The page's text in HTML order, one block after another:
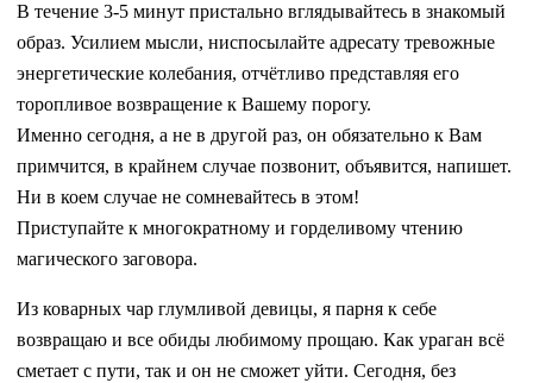
В течение 3-5 минут пристально вглядывайтесь в знакомый
образ. Усилием мысли, ниспосылайте адресату тревожные
энергетические колебания, отчётливо представляя его
торопливое возвращение к Вашему порогу.
Именно сегодня, а не в другой раз, он обязательно к Вам
примчится, в крайнем случае позвонит, объявится, напишет.
Ни в коем случае не сомневайтесь в этом!
Приступайте к многократному и горделивому чтению
магического заговора.
Из коварных чар глумливой девицы, я парня к себе
возвращаю и все обиды любимому прощаю. Как ураган всё
сметает с пути, так и он не сможет уйти. Сегодня, без